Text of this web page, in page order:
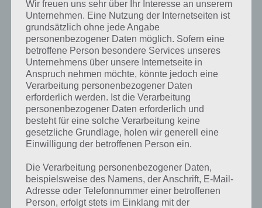
mit den Symbolen aus dem linken Buch.
Wem diese Erklärung grad zu kompliziert war, für den haben wir die
Lösung von Level 22 zu 100 Gates auch nochmal als Screenshot,
welcher die korrekten Schriftrollen zeigt:
100 Gates Level 22 Lösung
Wir freuen uns sehr über Ihr Interesse an unserem
Unternehmen. Eine Nutzung der Internetseiten ist
grundsätzlich ohne jede Angabe
personenbezogener Daten möglich. Sofern eine
betroffene Person besondere Services unseres
Unternehmens über unsere Internetseite in
Anspruch nehmen möchte, könnte jedoch eine
Verarbeitung personenbezogener Daten
erforderlich werden. Ist die Verarbeitung
personenbezogener Daten erforderlich und
besteht für eine solche Verarbeitung keine
gesetzliche Grundlage, holen wir generell eine
Einwilligung der betroffenen Person ein.
Die Verarbeitung personenbezogener Daten,
beispielsweise des Namens, der Anschrift, E-Mail-
Adresse oder Telefonnummer einer betroffenen
Person, erfolgt stets im Einklang mit der